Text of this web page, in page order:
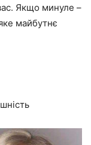
Якщо минуле –
майбутнє